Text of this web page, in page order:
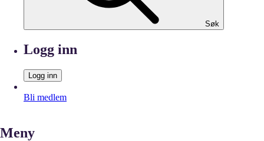
Søk
Logg inn
Logg inn
Bli medlem
Meny